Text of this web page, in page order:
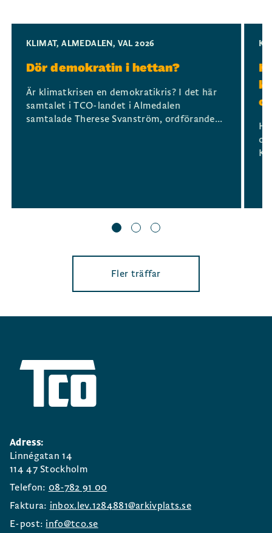
KLIMAT,ALMEDALEN, VAL 2026
Dör demokratin i hettan?
Är klimatkrisen en demokratikris? I det här
samtalet i TCO-landet i Almedalen
samtalade Therese Svanström, ordförande...
Fler träffar
Adress:
Linnégatan 14
114 47 Stockholm
Telefon: 08-782 91 00
Faktura: inbox.lev.1284881@arkivplats.se
E-post: info@tco.se